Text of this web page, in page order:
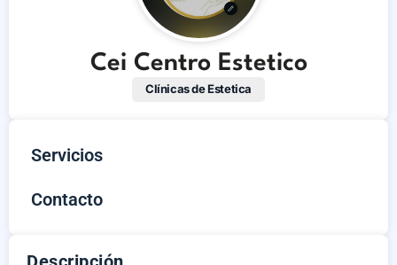
Cei Centro Estetico
Clínicas de Estetica
Servicios
Contacto